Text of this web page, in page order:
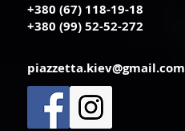
+380 (67) 118-19-18
+380 (99) 52-52-272
piazzetta.kiev@gmail.com